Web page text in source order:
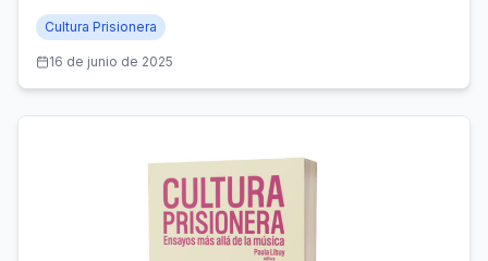
y publicado por Santiago Ander Editorial (Santiago de
Chile, 2024)
Cultura Prisionera
16 de junio de 2025